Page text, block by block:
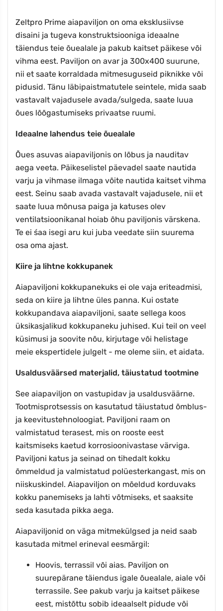
Zeltpro Prime aiapaviljon on oma eksklusiivse
disaini ja tugeva konstruktsiooniga ideaalne
täiendus teie õuealale ja pakub kaitset päikese või
vihma eest. Paviljon on avar ja 300x400 suurune,
nii et saate korraldada mitmesuguseid piknikke või
pidusid. Tänu läbipaistmatutele seintele, mida saab
vastavalt vajadusele avada/sulgeda, saate luua
õues lõõgastumiseks privaatse ruumi.
Ideaalne lahendus teie õuealale
Õues asuvas aiapaviljonis on lõbus ja nauditav
aega veeta. Päikeselistel päevadel saate nautida
varju ja vihmase ilmaga võite nautida kaitset vihma
eest. Seinu saab avada vastavalt vajadusele, nii et
saate luua mõnusa paiga ja katuses olev
ventilatsioonikanal hoiab õhu paviljonis värskena.
Te ei śaa isegi aru kui juba veedate siin suurema
osa oma ajast.
Kiire ja lihtne kokkupanek
Aiapaviljoni kokkupanekuks ei ole vaja eriteadmisi,
seda on kiire ja lihtne üles panna. Kui ostate
kokkupandava aiapaviljoni, saate sellega koos
üksikasjalikud kokkupaneku juhised. Kui teil on veel
küsimusi ja soovite nõu, kirjutage või helistage
meie ekspertidele julgelt - me oleme siin, et aidata.
Usaldusväärsed materjalid, täiustatud tootmine
See aiapaviljon on vastupidav ja usaldusväärne.
Tootmisprotsessis on kasutatud täiustatud õmblus-
ja keevitustehnoloogiat. Paviljoni raam on
valmistatud terasest, mis on rooste eest
kaitsmiseks kaetud korrosioonivastase värviga.
Paviljoni katus ja seinad on tihedalt kokku
õmmeldud ja valmistatud polüesterkangast, mis on
niiskuskindel. Aiapaviljon on mõeldud korduvaks
kokku panemiseks ja lahti võtmiseks, et saaksite
seda kasutada pikka aega.
Aiapaviljonid on väga mitmekülgsed ja neid saab
kasutada mitmel erineval eesmärgil:
Hoovis, terrassil või aias. Paviljon on
suurepärane täiendus igale õuealale, aiale või
terrassile. See pakub varju ja kaitset päikese
eest, mistõttu sobib ideaalselt pidude või